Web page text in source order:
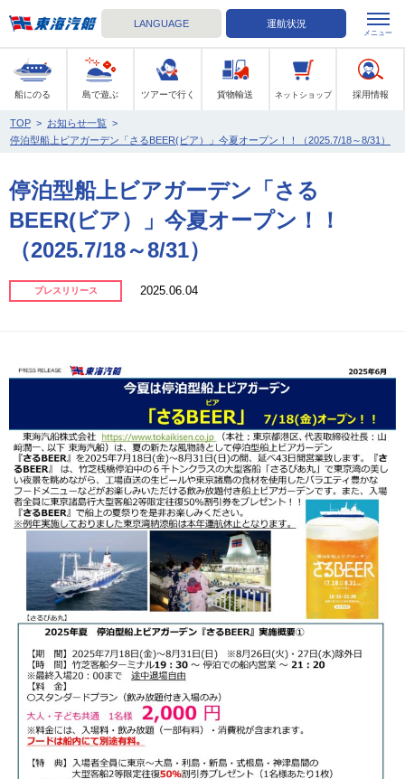
LANGUAGE 運航状況
船にのる 島で遊ぶ ツアーで行く 貨物輸送 ネットショップ 採用情報
メニュー
TOP > お知らせ一覧 >
停泊型船上ビアガーデン「さるBEER(ビア）」今夏オープン！！（2025.7/18～8/31）
停泊型船上ビアガーデン「さる
BEER(ビア）」今夏オープン！！
（2025.7/18～8/31）
プレスリリース 2025.06.04